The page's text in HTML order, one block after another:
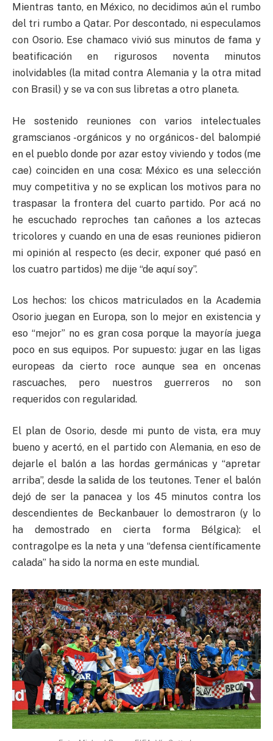
Mientras tanto, en México, no decidimos aún el rumbo
del tri rumbo a Qatar. Por descontado, ni especulamos
con Osorio. Ese chamaco vivió sus minutos de fama y
beatificación en rigurosos noventa minutos
inolvidables (la mitad contra Alemania y la otra mitad
con Brasil) y se va con sus libretas a otro planeta.
He sostenido reuniones con varios intelectuales
gramscianos -orgánicos y no orgánicos- del balompié
en el pueblo donde por azar estoy viviendo y todos (me
cae) coinciden en una cosa: México es una selección
muy competitiva y no se explican los motivos para no
traspasar la frontera del cuarto partido. Por acá no
he escuchado reproches tan cañones a los aztecas
tricolores y cuando en una de esas reuniones pidieron
mi opinión al respecto (es decir, exponer qué pasó en
los cuatro partidos) me dije “de aquí soy”.
Los hechos: los chicos matriculados en la Academia
Osorio juegan en Europa, son lo mejor en existencia y
eso “mejor” no es gran cosa porque la mayoría juega
poco en sus equipos. Por supuesto: jugar en las ligas
europeas da cierto roce aunque sea en oncenas
rascuaches, pero nuestros guerreros no son
requeridos con regularidad.
El plan de Osorio, desde mi punto de vista, era muy
bueno y acertó, en el partido con Alemania, en eso de
dejarle el balón a las hordas germánicas y “apretar
arriba”, desde la salida de los teutones. Tener el balón
dejó de ser la panacea y los 45 minutos contra los
descendientes de Beckanbauer lo demostraron (y lo
ha demostrado en cierta forma Bélgica): el
contragolpe es la neta y una “defensa científicamente
calada” ha sido la norma en este mundial.